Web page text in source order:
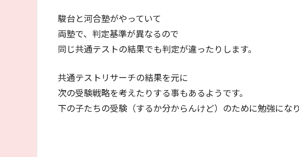
駿台と河合塾がやっていて
両塾で、判定基準が異なるので
同じ共通テストの結果でも判定が違ったりします。
共通テストリサーチの結果を元に
次の受験戦略を考えたりする事もあるようです。
下の子たちの受験（するか分からんけど）のために勉強にな